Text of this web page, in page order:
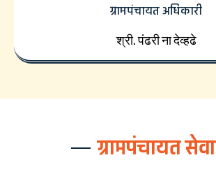
ग्रामपंचायत अधिकारी
श्री. पंढरी ना देव्हढे
ग्रामपंचायत सेवा